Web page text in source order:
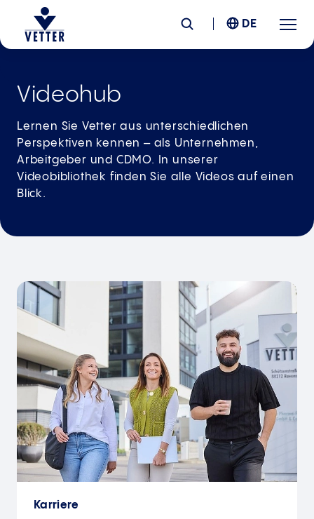
Unternehmen
Verantwortung
Services
Karriere
DE
Videohub
Lernen Sie Vetter aus unterschiedlichen
Perspektiven kennen – als Unternehmen,
Arbeitgeber und CDMO. In unserer
Videobibliothek finden Sie alle Videos auf einen
Blick.
Karriere